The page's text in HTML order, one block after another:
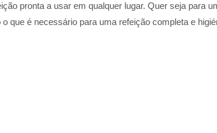
pronta a usar em qualquer lugar. Quer seja para
que é necessário para uma refeição completa e